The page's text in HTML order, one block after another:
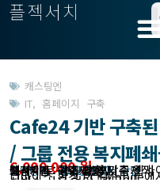
플젝서치
캐스팅엔
IT,홈페이지 구축
Cafe24 기반 구축
/ 그룹 전용 복지폐
6,000,000 원
작업방식 : 캐스팅엔에서 확인
모집기한 : 2022.03.02
예상기간 : 미팅시 협의
고객위치 : 경기 고양시
웹사이트 구축 유형 기존 웹사
웹사이트 구축 방식 맞춤제작
디바이스 환경 PC+Mobile에
서비스 사용 언어 [한국어]